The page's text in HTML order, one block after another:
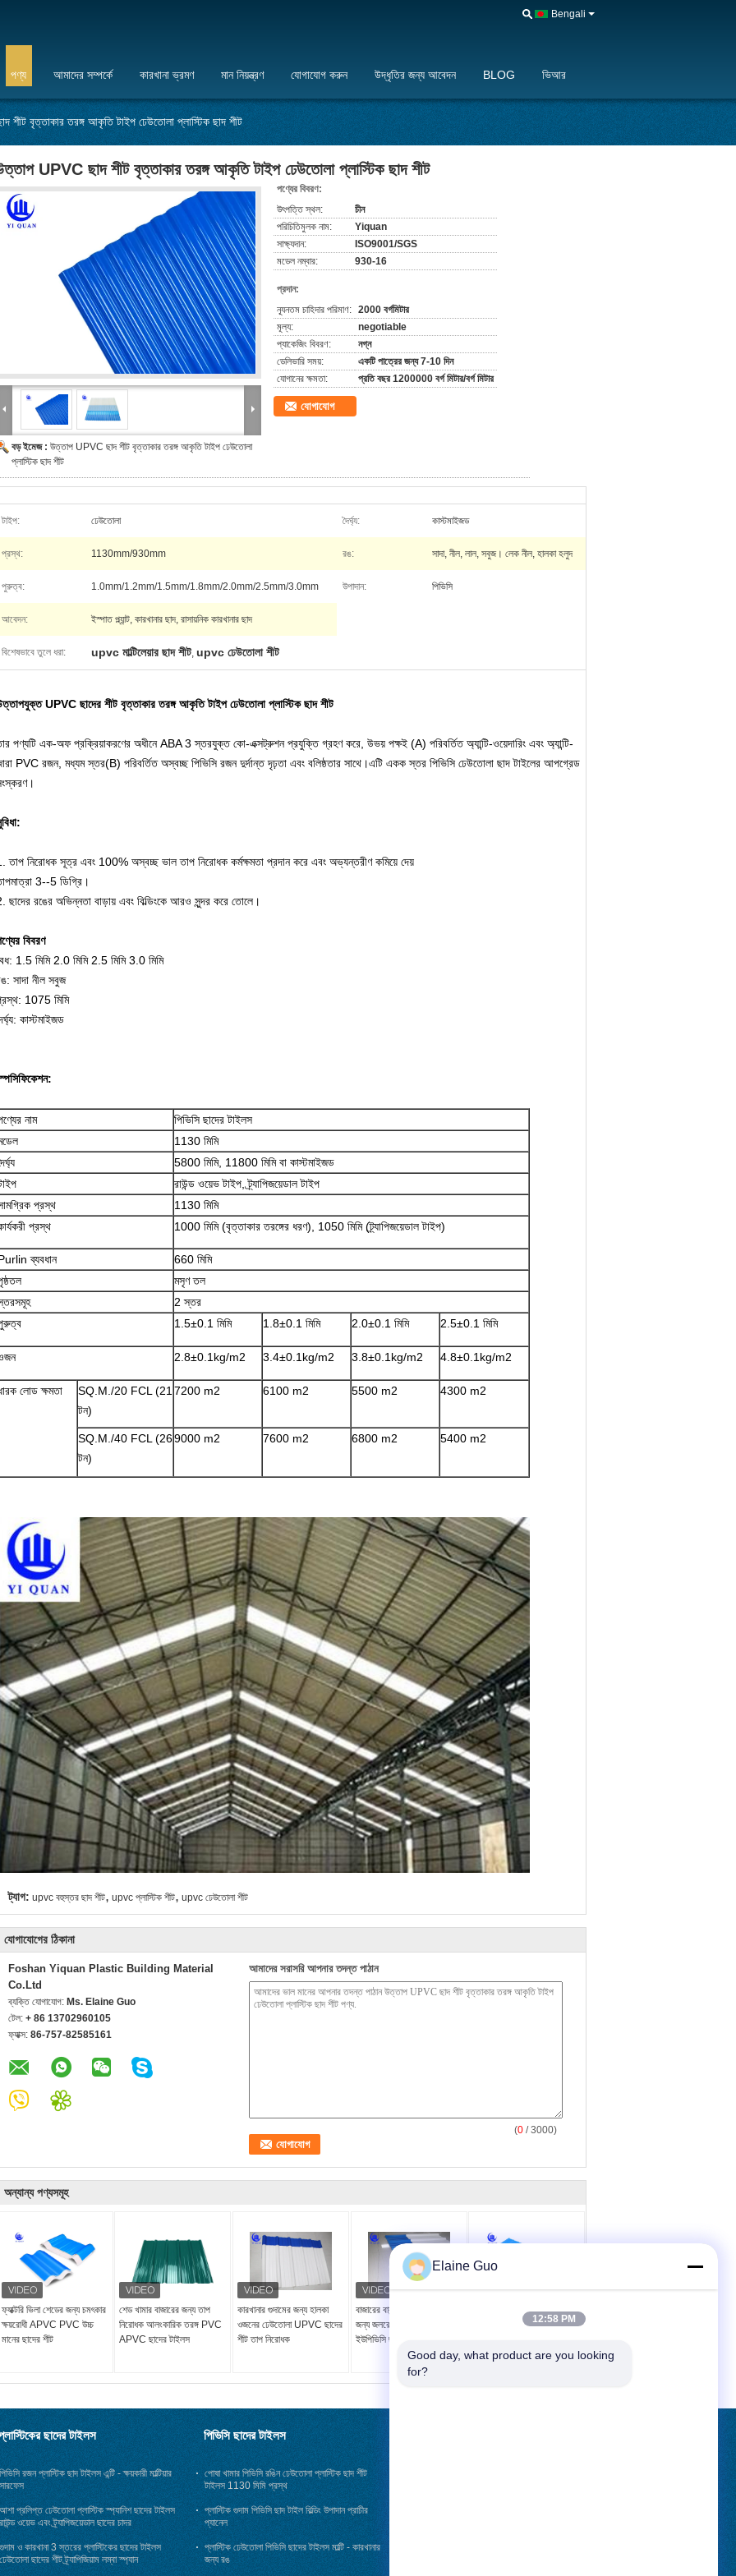
Bengali
পণ্য আমাদের সম্পর্কে কারখানা ভ্রমণ মান নিয়ন্ত্রণ যোগাযোগ করুন উদ্ধৃতির জন্য আবেদন BLOG ভিআর
শীট বৃত্তাকার তরঙ্গ আকৃতি টাইপ ঢেউতোলা প্লাস্টিক ছাদ শীট
UPVC ছাদ শীট বৃত্তাকার তরঙ্গ আকৃতি টাইপ ঢেউতোলা প্লাস্টিক ছাদ শীট
বড় ইমেজ : উত্তাপ UPVC ছাদ শীট বৃত্তাকার তরঙ্গ আকৃতি টাইপ ঢেউতোলা
প্লাস্টিক ছাদ শীট
পণ্যের বিবরণ:
উৎপত্তি স্থল:
চীন
পরিচিতিমুলক নাম:
Yiquan
সাক্ষ্যদান:
ISO9001/SGS
মডেল নম্বার:
930-16
প্রদান:
ন্যূনতম চাহিদার পরিমাণ: 2000 বর্গমিটার
মূল্য:
negotiable
প্যাকেজিং বিবরণ:
নগ্ন
ডেলিভারি সময়:
একটি পাত্রের জন্য 7-10 দিন
যোগানের ক্ষমতা:
প্রতি বছর 1200000 বর্গ মিটার/বর্গ মিটার
যোগাযোগ
টাইপ: ঢেউতোলা দৈর্ঘ্য: কাস্টমাইজড
প্রস্থ: 1130mm/930mm রঙ: সাদা, নীল, লাল, সবুজ। লেক নীল, হালকা হলুদ
পুরুত্ব: 1.0mm/1.2mm/1.5mm/1.8mm/2.0mm/2.5mm/3.0mm উপাদান: পিভিসি
আবেদন: ইস্পাত প্ল্যান্ট, কারখানার ছাদ, রাসায়নিক কারখানার ছাদ
বিশেষভাবে তুলে ধরা: upvc মাল্টিলেয়ার ছাদ শীট, upvc ঢেউতোলা শীট
UPVC ছাদের শীট বৃত্তাকার তরঙ্গ আকৃতি টাইপ ঢেউতোলা প্লাস্টিক ছাদ শীট
পণ্যটি এক-অফ প্রক্রিয়াকরণের অধীনে ABA 3 স্তরযুক্ত কো-এক্সট্রুশন প্রযুক্তি গ্রহণ করে, উভয় পক্ষই (A) পরিবর্তিত অ্যান্টি-ওয়েদারিং এবং অ্যান্টি-
PVC রজন, মধ্যম স্তর(B) পরিবর্তিত অস্বচ্ছ পিভিসি রজন দুর্দান্ত দৃঢ়তা এবং বলিষ্ঠতার সাথে।এটি একক স্তর পিভিসি ঢেউতোলা ছাদ টাইলের আপগ্রেড
তাপ নিরোধক সূত্র এবং 100% অস্বচ্ছ ভাল তাপ নিরোধক কর্মক্ষমতা প্রদান করে এবং অভ্যন্তরীণ কমিয়ে দেয়
3--5 ডিগ্রি।
ছাদের রঙের অভিন্নতা বাড়ায় এবং বিল্ডিংকে আরও সুন্দর করে তোলে।
বিবরণ
1.5 মিমি 2.0 মিমি 2.5 মিমি 3.0 মিমি
সাদা নীল সবুজ
1075 মিমি
কাস্টমাইজড
নাম
পিভিসি ছাদের টাইলস
1130 মিমি
5800 মিমি, 11800 মিমি বা কাস্টমাইজড
রাউন্ড ওয়েভ টাইপ, ট্র্যাপিজয়েডাল টাইপ
প্রস্থ
1130 মিমি
প্রস্থ
1000 মিমি (বৃত্তাকার তরঙ্গের ধরণ), 1050 মিমি (ট্র্যাপিজয়েডাল টাইপ)
ব্যবধান
660 মিমি
মসৃণ তল
2 স্তর
1.5±0.1 মিমি 1.8±0.1 মিমি 2.0±0.1 মিমি 2.5±0.1 মিমি
2.8±0.1kg/m2 3.4±0.1kg/m2 3.8±0.1kg/m2 4.8±0.1kg/m2
লোড ক্ষমতা
SQ.M./20 FCL (21
টন)
7200 m2 6100 m2 5500 m2 4300 m2
SQ.M./40 FCL (26
টন)
9000 m2 7600 m2 6800 m2 5400 m2
ট্যাগ: upvc বহুস্তর ছাদ শীট, upvc প্লাস্টিক শীট, upvc ঢেউতোলা শীট
যোগাযোগের ঠিকানা
Foshan Yiquan Plastic Building Material
Co.Ltd
ব্যক্তি যোগাযোগ: Ms. Elaine Guo
টেল: + 86 13702960105
ফ্যাক্স: 86-757-82585161
আমাদের সরাসরি আপনার তদন্ত পাঠান
(0 / 3000)
অন্যান্য পণ্যসমূহ
ফ্যাক্টরি ভিলা শেডের জন্য চমৎকার
ক্ষয়রোধী APVC PVC উচ্চ
মানের ছাদের শীট
শেড খামার বাজারের জন্য তাপ
নিরোধক আলংকারিক তরঙ্গ PVC
APVC ছাদের টাইলস
কারখানার গুদামের জন্য হালকা
ওজনের ঢেউতোলা UPVC ছাদের
শীট তাপ নিরোধক
বাজারের বারান্দার পরিবেশ বান্ধব
জন্য জলরোধী ট্র্যাপিজয়েডাল
ইউপিভিসি ছাদের টাইলস
মালবাহী ইয়ার্ড গ্যারেজের জন্য
অগ্নি প্রতিরোধক UPVC
ছাদের টাইলস
পিভিসি রজন প্লাস্টিক ছাদ টাইলস এন্টি - ক্ষয়কারী মাল্টিয়ার
সারফেস
আশা প্রলিপ্ত ঢেউতোলা প্লাস্টিক স্প্যানিশ ছাদের টাইলস
রাউন্ড ওয়েভ এবং ট্র্যাপিজয়েডাল ছাদের চাদর
গুদাম ও কারখানা 3 স্তরের প্লাস্টিকের ছাদের টাইলস
ঢেউতোলা ছাদের শীট ট্র্যাপিজিয়াম লম্বা স্প্যান
পিভিসি ছাদের টাইলস
পোষা খামার পিভিসি রঙিন ঢেউতোলা প্লাস্টিক ছাদ শীট
টাইলস 1130 মিমি প্রস্থ
প্লাস্টিক গুদাম পিভিসি ছাদ টাইল বিল্ডিং উপাদান প্রাচীর
প্যানেল
প্লাস্টিক ঢেউতোলা পিভিসি ছাদের টাইলস মাল্টি - কারখানার
জন্য রঙ
Elaine Guo
12:58 PM
Good day, what product are you looking
for?